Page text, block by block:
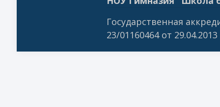
Государственная
23/01160464 от 29.04.2013